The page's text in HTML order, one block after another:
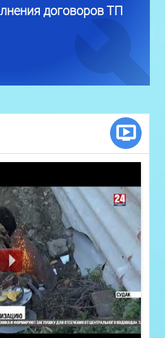
договоров ТП